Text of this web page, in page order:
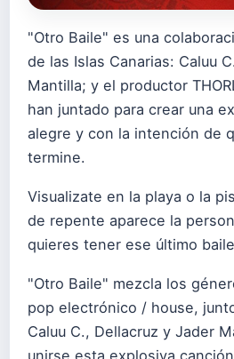
"Otro Baile" es una
de las Islas Canarias: Caluu
Mantilla; y el productor
han juntado para crear una
alegre y con la intención de
termine.
Visualizate en la playa o la
de repente aparece la
quieres tener ese último
"Otro Baile" mezcla los
pop electrónico / house,
Caluu C., Dellacruz y Jader